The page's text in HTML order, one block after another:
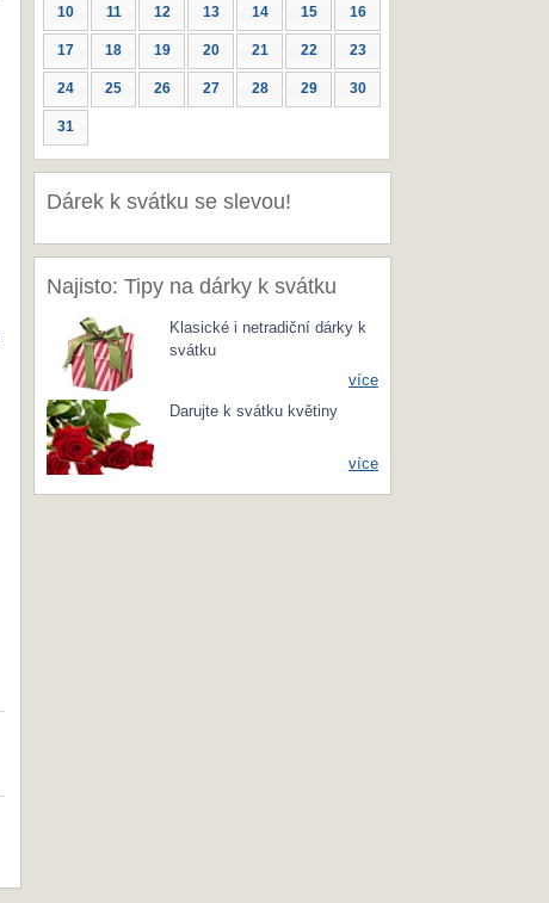
10 11 12 13 14 15 16
17 18 19 20 21 22 23
24 25 26 27 28 29 30
31
Dárek k svátku se slevou!
Najisto: Tipy na dárky k svátku
Klasické i netradiční dárky k
svátku
více
Darujte k svátku květiny
více